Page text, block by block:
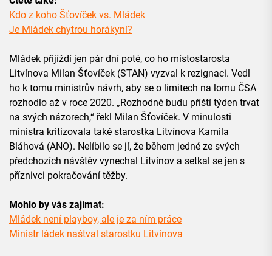
Kdo z koho Šťovíček vs. Mládek
Je Mládek chytrou horákyní?
Mládek přijíždí jen pár dní poté, co ho místostarosta
Litvínova Milan Šťovíček (STAN) vyzval k rezignaci. Vedl
ho k tomu ministrův návrh, aby se o limitech na lomu ČSA
rozhodlo až v roce 2020. „Rozhodně budu příští týden trvat
na svých názorech,“ řekl Milan Šťovíček. V minulosti
ministra kritizovala také starostka Litvínova Kamila
Bláhová (ANO). Nelíbilo se jí, že během jedné ze svých
předchozích návštěv vynechal Litvínov a setkal se jen s
příznivci pokračování těžby.
Mohlo by vás zajímat:
Mládek není playboy, ale je za ním práce
Ministr ládek naštval starostku Litvínova